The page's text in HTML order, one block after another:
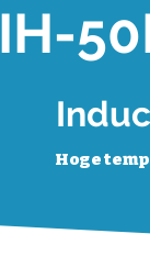
Hoge
IH-